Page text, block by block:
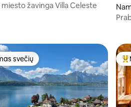
iš 5, atsiliepimų: 105
žavinga Villa Celeste
svečių
svečių